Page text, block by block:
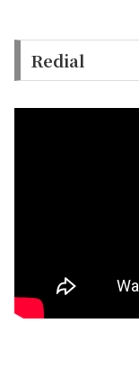
Redial